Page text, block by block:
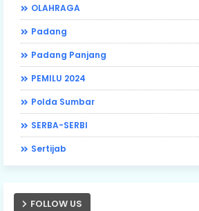
OLAHRAGA
Padang
Padang Panjang
PEMILU 2024
Polda Sumbar
SERBA-SERBI
Sertijab
FOLLOW US